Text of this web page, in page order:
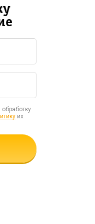
обработку
их